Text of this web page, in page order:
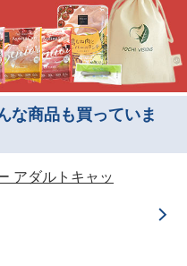
な商品も買っていま
アダルトキャッ